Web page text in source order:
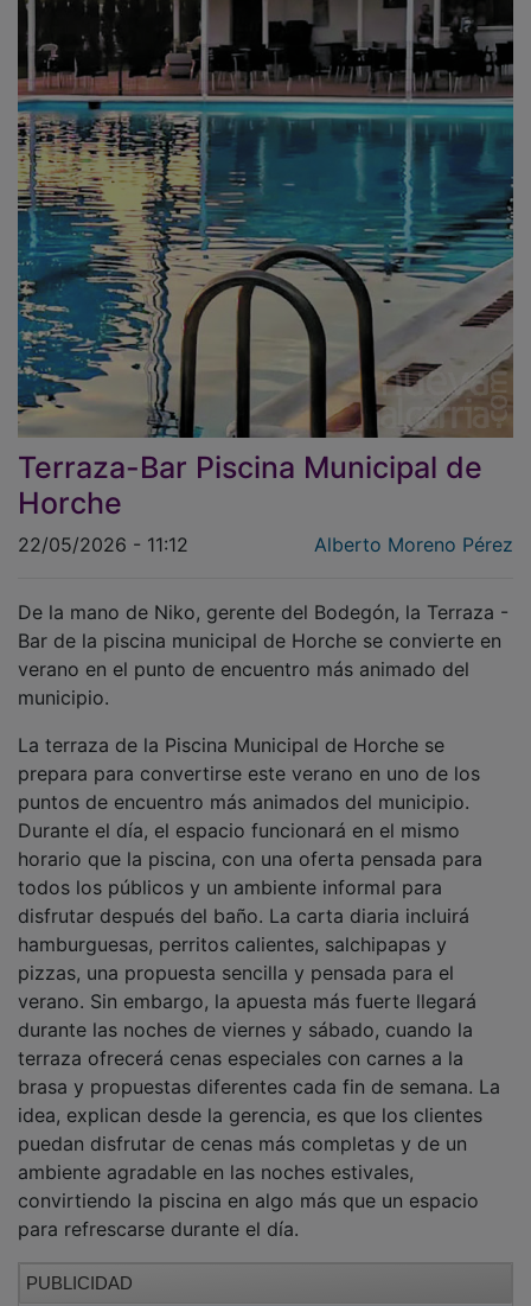
Terraza-Bar Piscina Municipal de
Horche
Bar de la piscina municipal de Horche se convierte en
verano en el punto de encuentro más animado del
municipio.
prepara para convertirse este verano en uno de los
puntos de encuentro más animados del municipio.
Durante el día, el espacio funcionará en el mismo
horario que la piscina, con una oferta pensada para
todos los públicos y un ambiente informal para
disfrutar después del baño. La carta diaria incluirá
hamburguesas, perritos calientes, salchipapas y
pizzas, una propuesta sencilla y pensada para el
verano. Sin embargo, la apuesta más fuerte llegará
durante las noches de viernes y sábado, cuando la
terraza ofrecerá cenas especiales con carnes a la
brasa y propuestas diferentes cada fin de semana. La
idea, explican desde la gerencia, es que los clientes
puedan disfrutar de cenas más completas y de un
ambiente agradable en las noches estivales,
convirtiendo la piscina en algo más que un espacio
para refrescarse durante el día.